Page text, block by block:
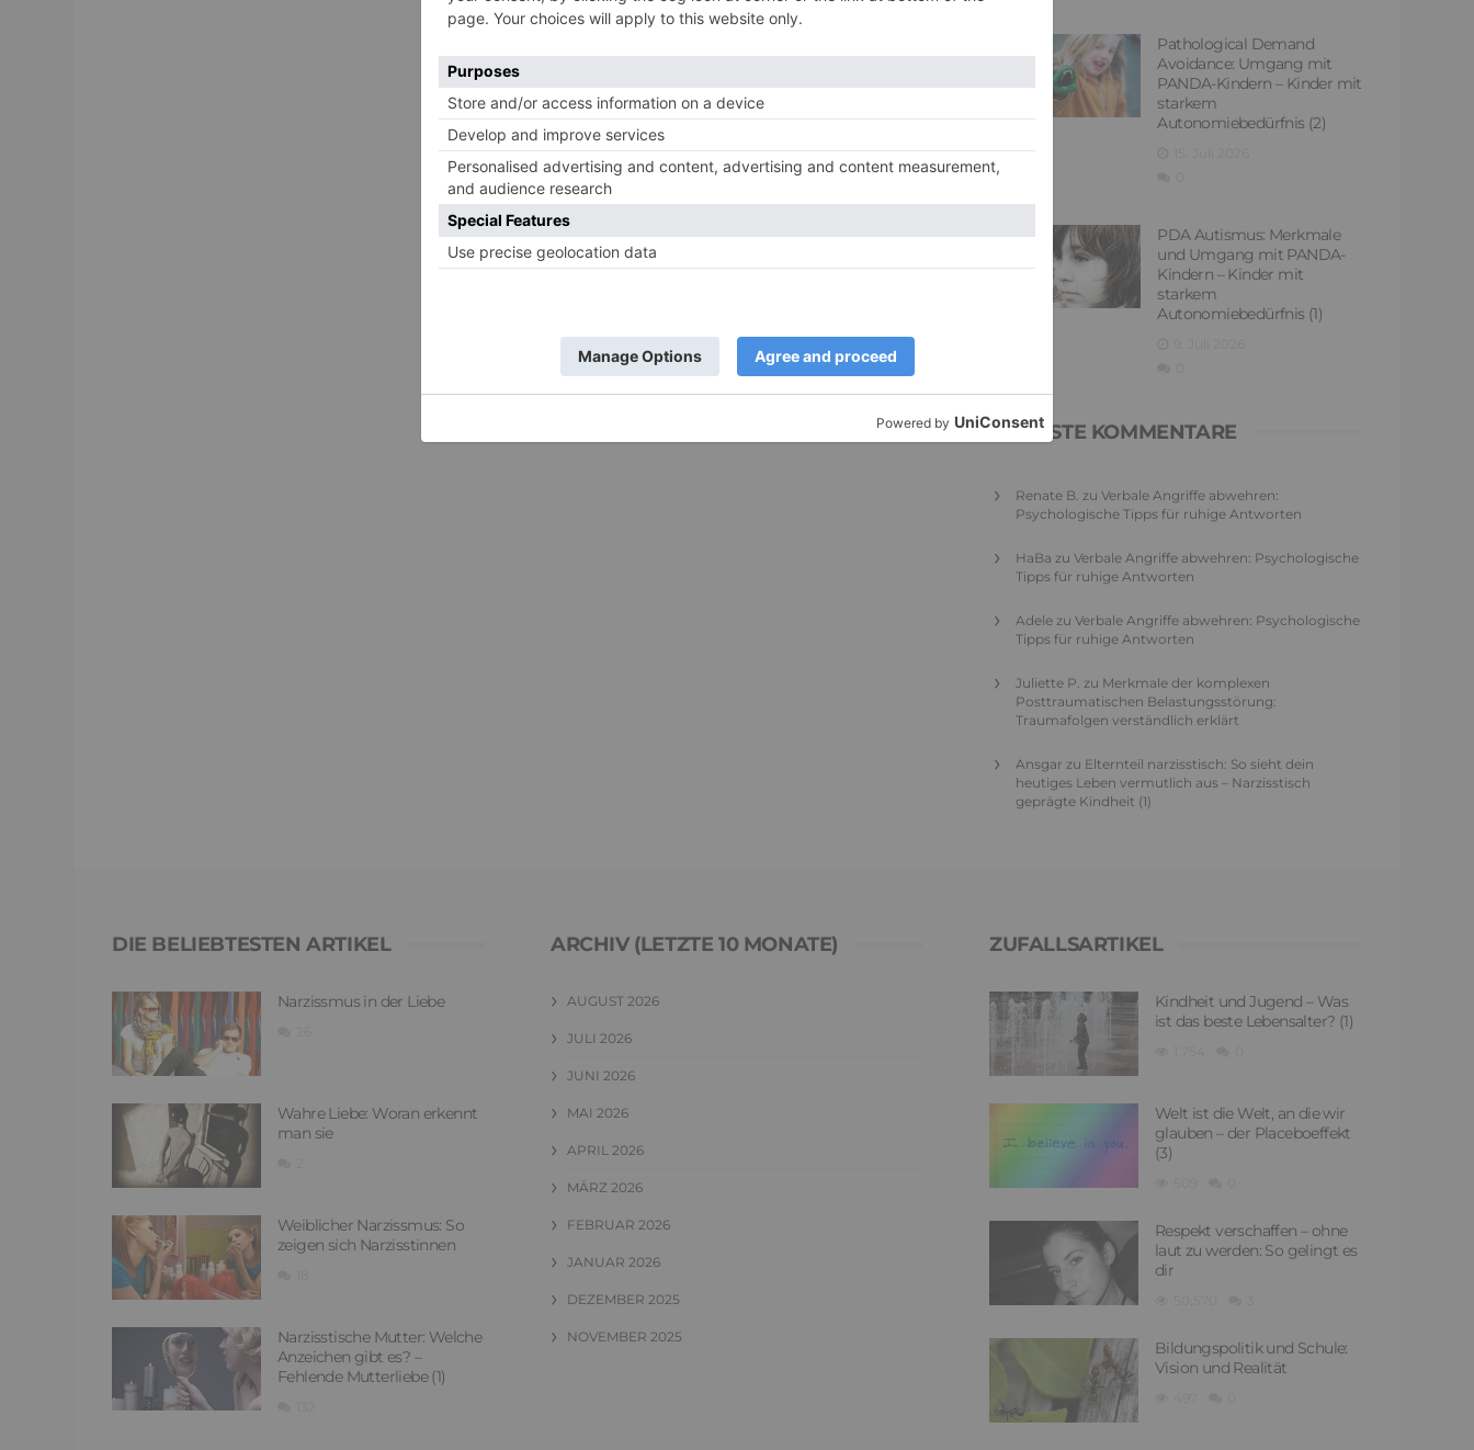
Pathological Demand
Avoidance: Umgang mit
PANDA-Kindern – Kinder mit
starkem
Autonomiebedürfnis (2)
PDA Autismus: Merkmale
und Umgang mit PANDA-
Kindern – Kinder mit
starkem
Autonomiebedürfnis (1)
NEUESTE KOMMENTARE
Renate B. zu Verbale Angriffe abwehren:
Psychologische Tipps für ruhige Antworten
HaBa zu Verbale Angriffe abwehren: Psychologische
Tipps für ruhige Antworten
Adele zu Verbale Angriffe abwehren: Psychologische
Tipps für ruhige Antworten
Juliette P. zu Merkmale der komplexen
Posttraumatischen Belastungsstörung:
Traumafolgen verständlich erklärt
Ansgar zu Elternteil narzisstisch: So sieht dein
heutiges Leben vermutlich aus – Narzisstisch
geprägte Kindheit (1)
DIE BELIEBTESTEN ARTIKEL
Narzissmus in der Liebe
Wahre Liebe: Woran erkennt
man sie
Weiblicher Narzissmus: So
zeigen sich Narzisstinnen
Narzisstische Mutter: Welche
Anzeichen gibt es? –
Fehlende Mutterliebe (1)
ARCHIV (LETZTE 10 MONATE)
AUGUST 2026
JULI 2026
JUNI 2026
MAI 2026
APRIL 2026
MÄRZ 2026
FEBRUAR 2026
JANUAR 2026
DEZEMBER 2025
NOVEMBER 2025
ZUFALLSARTIKEL
Kindheit und Jugend – Was
ist das beste Lebensalter? (1)
Welt ist die Welt, an die wir
glauben – der Placeboeffekt
(3)
Respekt verschaffen – ohne
laut zu werden: So gelingt es
dir
Bildungspolitik und Schule:
Vision und Realität